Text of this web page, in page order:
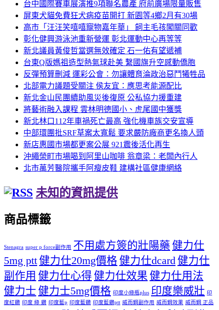
台中國際賽車展演推9項聯名農產 府前廣場限量販售
屏東犬貓免費狂犬病疫苗開打 新園等4鄉2月有30場
高市「汪汪笑嘻嘻寵物嘉年華」 飼主毛孩闖關同歡
彰化健興游泳池重新營運 彰北運動中心再等等
新北議員黃俊哲當選無效確定 石一佑有望遞補
台東Q版媽祖造型熱氣球赴美 繫國旗升空感動僑胞
反彈預算刪減 運彩公會：勿讓體育淪政治惡鬥犧牲品
北部電力議題受關注 侯友宜：應思考能源配比
新北金山民團續助風災後復原 公私協力援重建
將藝術融入課程 雲林明德國小、虎尾國中獲獎
新北林口112年車禍死亡最高 強化機車族交安宣導
中部環團批SRF草案太寬鬆 要求嚴防廠商更名換人頭
新店惠國市場都更案公展 921震後活化再生
沖繩榮町市場喝到阿里山咖啡 翁章梁：老闆內行人
北市萬芳醫院攜手阿瘦皮鞋 建構社區健康網絡
未知的資訊提供
商品標籤
Stenagra super p force副作用 不用處方簽的壯陽藥 健力仕
5mg ptt健力仕20mg價格健力仕dcard健力仕
副作用 健力仕心得 健力仕效果 健力仕用法
健力士 健力士5mg價格 印度小綠瓶plus 印度樂威壯 印
度紅鑽 印度 綠 鑽 印度藍p 印度藍鑽 印度藍鑽ptt 威而鋼副作用 威而鋼效果 威而鋼 正品